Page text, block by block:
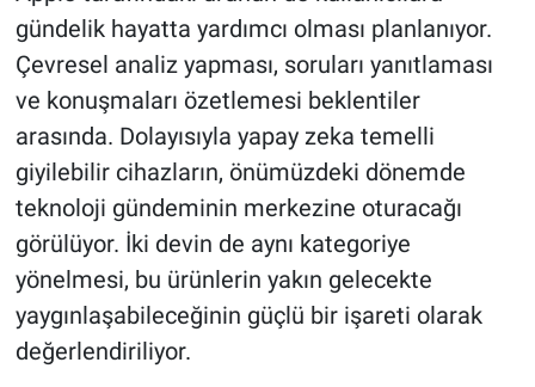
gündelik hayatta yardımcı olması planlanıyor.
Çevresel analiz yapması, soruları yanıtlaması
ve konuşmaları özetlemesi beklentiler
arasında. Dolayısıyla yapay zeka temelli
giyilebilir cihazların, önümüzdeki dönemde
teknoloji gündeminin merkezine oturacağı
görülüyor. İki devin de aynı kategoriye
yönelmesi, bu ürünlerin yakın gelecekte
yaygınlaşabileceğinin güçlü bir işareti olarak
değerlendiriliyor.